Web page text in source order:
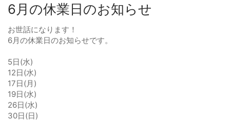
6月の休業日のお知らせ
お世話になります！
6月の休業日のお知らせです。
5日(水)
12日(水)
17日(月)
19日(水)
26日(水)
30日(日)